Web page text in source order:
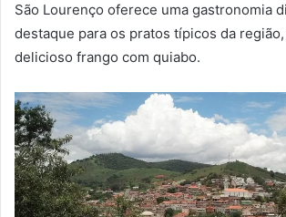
São Lourenço oferece uma gastronomia
destaque para os pratos típicos da
delicioso frango com quiabo.